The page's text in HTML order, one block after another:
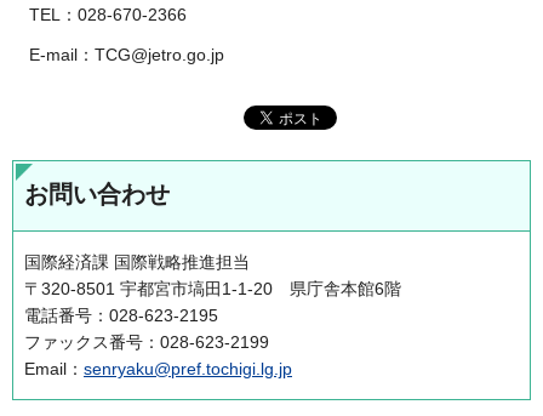
TEL：028-670-2366
E-mail：TCG@jetro.go.jp
お問い合わせ
国際経済課 国際戦略推進担当
〒320-8501 宇都宮市塙田1-1-20 県庁舎本館6階
電話番号：028-623-2195
ファックス番号：028-623-2199
Email： senryaku@pref.tochigi.lg.jp